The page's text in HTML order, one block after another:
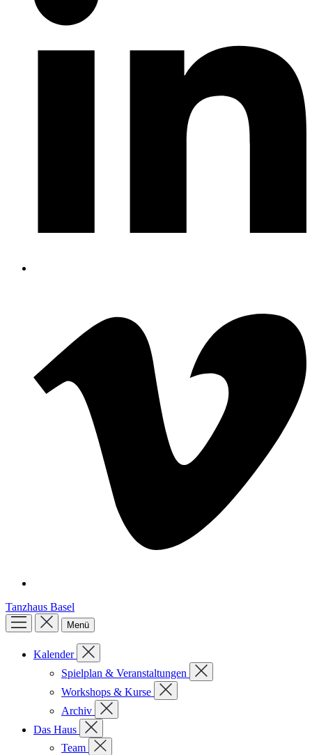
Tanzhaus Basel
Menü
Kalender
Spielplan & Veranstaltungen
Workshops & Kurse
Archiv
Das Haus
Team